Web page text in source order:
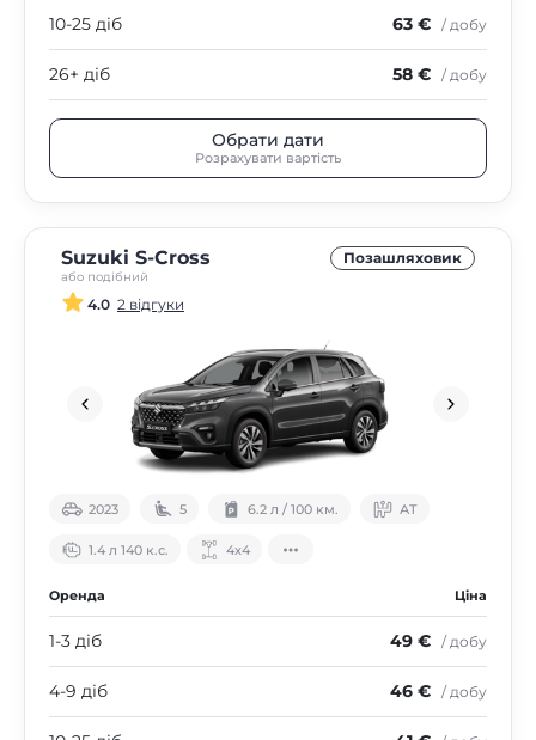
10-25 діб 63 € / добу
26+ діб 58 € / добу
Обрати дати
Розрахувати вартість
Suzuki S-Cross
або подібний
Позашляховик
4.0 2 відгуки
2023 5 6.2 л / 100 км. АТ
1.4 л 140 к.с. 4х4
Оренда Ціна
1-3 діб 49 € / добу
4-9 діб 46 € / добу